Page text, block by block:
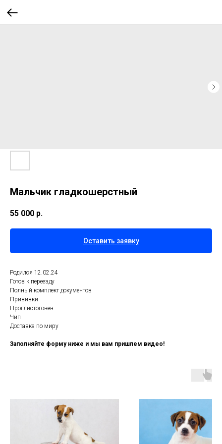
Мальчик гладкошерстный
55 000 р.
Оставить заявку
Родился 12.02.24
Готов к переезду
Полный комплект документов
Прививки
Проглистогонен
Чип
Доставка по миру
Заполняйте форму ниже и мы вам пришлем видео!